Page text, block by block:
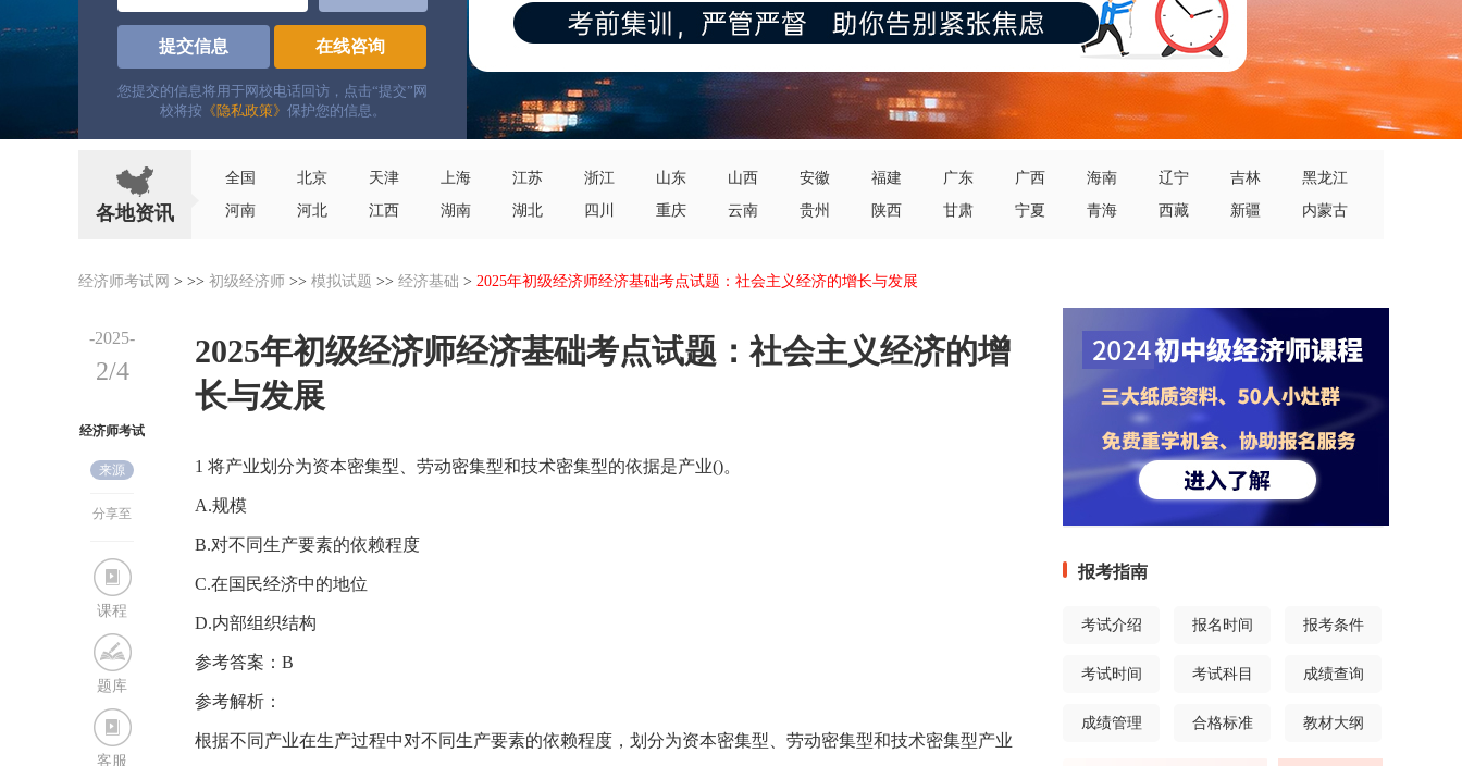
提交信息 在线咨询
您提交的信息将用于网校电话回访，点击“提交”网
校将按 《隐私政策》 保护您的信息。
各地资讯
全国 北京 天津 上海 江苏 浙江 山东 山西 安徽 福建 广东 广西 海南 辽宁 吉林
黑龙江
河南
河北 江西 湖南 湖北 四川 重庆 云南 贵州 陕西 甘肃 宁夏 青海 西藏 新疆 内蒙古
经济师考试网 > >> 初级经济师 >> 模拟试题 >> 经济基础 > 2025年初级经济师经济基础考点试题：社会主义经济的增长与发展
-2025-
2/4
经济师考试
网
来源
分享至
课程
题库
客服
2025年初级经济师经济基础考点试题：社会主义经济的增
长与发展
1 将产业划分为资本密集型、劳动密集型和技术密集型的依据是产业()。
A.规模
B.对不同生产要素的依赖程度
C.在国民经济中的地位
D.内部组织结构
参考答案：B
参考解析：
根据不同产业在生产过程中对不同生产要素的依赖程度，划分为资本密集型、劳动密集型和技术密集型产业
报考指南
考试介绍 报名时间 报考条件
考试时间 考试科目 成绩查询
成绩管理 合格标准 教材大纲